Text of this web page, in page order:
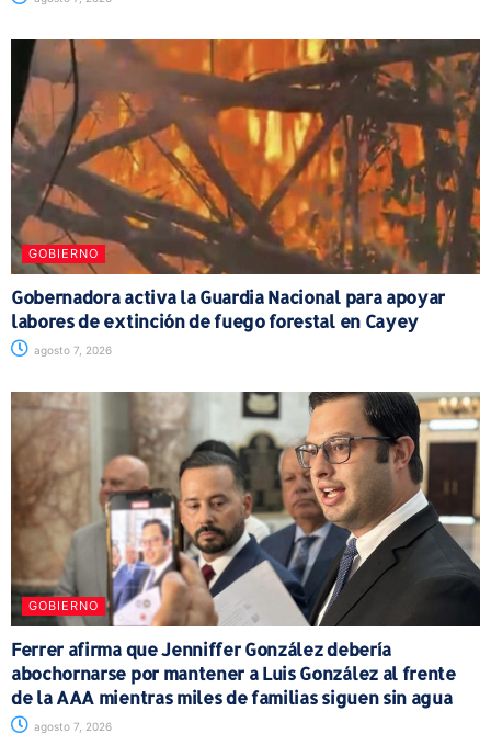
GOBIERNO
Gobernadora activa la Guardia Nacional para apoyar
labores de extinción de fuego forestal en Cayey
agosto 7, 2026
GOBIERNO
Ferrer afirma que Jenniffer González debería
abochornarse por mantener a Luis González al frente
de la AAA mientras miles de familias siguen sin agua
agosto 7, 2026